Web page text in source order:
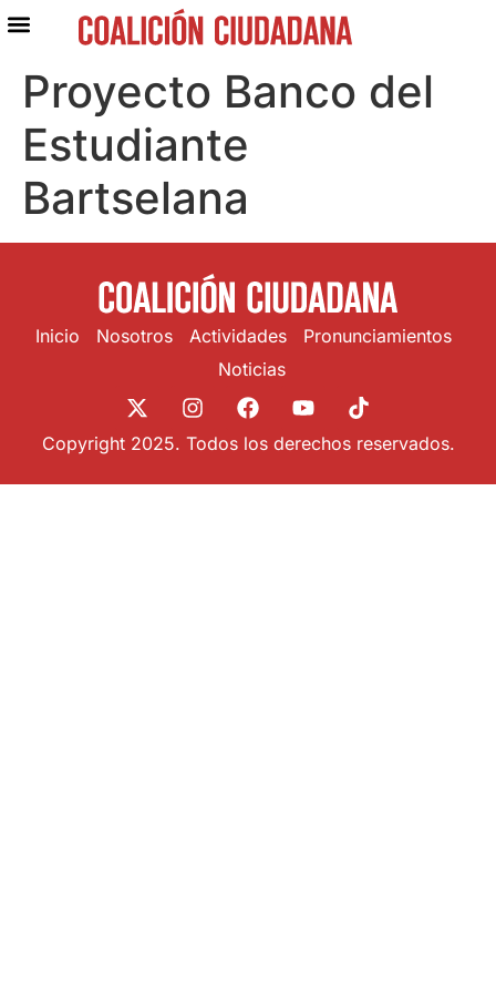
Proyecto Banco del
Estudiante
Bartselana
Inicio Nosotros Actividades
Pronunciamientos
Noticias
Copyright 2025. Todos los derechos reservados.